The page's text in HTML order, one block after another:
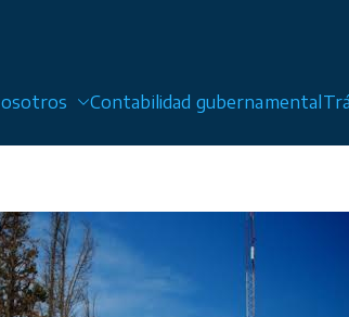
y Saneamiento de San
Contabilidad gubernamental